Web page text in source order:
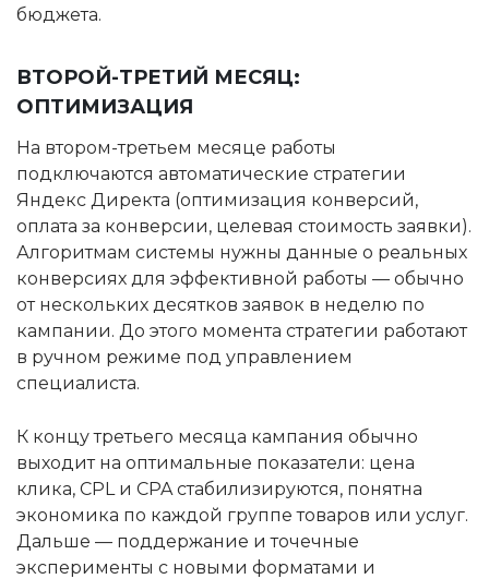
бюджета.
ВТОРОЙ-ТРЕТИЙ МЕСЯЦ:
ОПТИМИЗАЦИЯ
На втором-третьем месяце работы
подключаются автоматические стратегии
Яндекс Директа (оптимизация конверсий,
оплата за конверсии, целевая стоимость заявки).
Алгоритмам системы нужны данные о реальных
конверсиях для эффективной работы — обычно
от нескольких десятков заявок в неделю по
кампании. До этого момента стратегии работают
в ручном режиме под управлением
специалиста.
К концу третьего месяца кампания обычно
выходит на оптимальные показатели: цена
клика, CPL и CPA стабилизируются, понятна
экономика по каждой группе товаров или услуг.
Дальше — поддержание и точечные
эксперименты с новыми форматами и